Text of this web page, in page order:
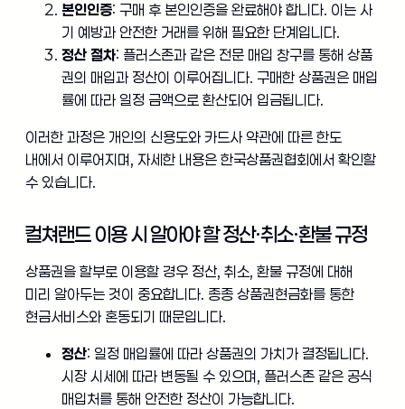
본인인증: 구매 후 본인인증을 완료해야 합니다. 이는 사
기 예방과 안전한 거래를 위해 필요한 단계입니다.
정산 절차: 플러스존과 같은 전문 매입 창구를 통해 상품
권의 매입과 정산이 이루어집니다. 구매한 상품권은 매입
률에 따라 일정 금액으로 환산되어 입금됩니다.
이러한 과정은 개인의 신용도와 카드사 약관에 따른 한도
내에서 이루어지며, 자세한 내용은 한국상품권협회에서 확인할
수 있습니다.
컬쳐랜드 이용 시 알아야 할 정산·취소·환불 규정
상품권을 할부로 이용할 경우 정산, 취소, 환불 규정에 대해
미리 알아두는 것이 중요합니다. 종종 상품권현금화를 통한
현금서비스와 혼동되기 때문입니다.
정산: 일정 매입률에 따라 상품권의 가치가 결정됩니다.
시장 시세에 따라 변동될 수 있으며, 플러스존 같은 공식
매입처를 통해 안전한 정산이 가능합니다.